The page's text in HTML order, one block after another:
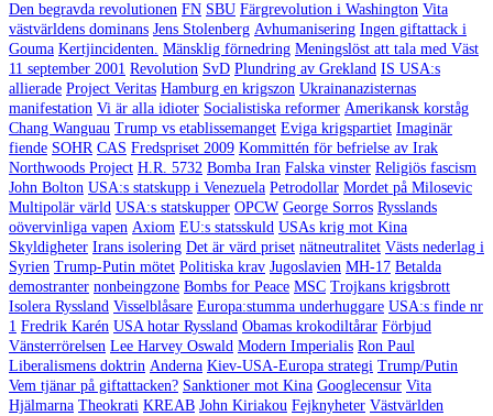
Den begravda revolutionen FN SBU Färgrevolution i Washington Vita
västvärldens dominans Jens Stolenberg Avhumanisering Ingen giftattack i
Gouma Kertjincidenten. Mänsklig förnedring Meningslöst att tala med Väst
11 september 2001 Revolution SvD Plundring av Grekland IS USA:s
allierade Project Veritas Hamburg en krigszon Ukrainanazisternas
manifestation Vi är alla idioter Socialistiska reformer Amerikansk korståg
Chang Wanguau Trump vs etablissemanget Eviga krigspartiet Imaginär
fiende SOHR CAS Fredspriset 2009 Kommittén för befrielse av Irak
Northwoods Project H.R. 5732 Bomba Iran Falska vinster Religiös fascism
John Bolton USA:s statskupp i Venezuela Petrodollar Mordet på Milosevic
Multipolär värld USA:s statskupper OPCW George Sorros Rysslands
oövervinliga vapen Axiom EU:s statsskuld USAs krig mot Kina
Skyldigheter Irans isolering Det är värd priset nätneutralitet Västs nederlag i
Syrien Trump-Putin mötet Politiska krav Jugoslavien MH-17 Betalda
demostranter nonbeingzone Bombs for Peace MSC Trojkans krigsbrott
Isolera Ryssland Visselblåsare Europa:stumma underhuggare USA:s finde nr
1 Fredrik Karén USA hotar Ryssland Obamas krokodiltårar Förbjud
Vänsterrörelsen Lee Harvey Oswald Modern Imperialis Ron Paul
Liberalismens doktrin Anderna Kiev-USA-Europa strategi Trump/Putin
Vem tjänar på giftattacken? Sanktioner mot Kina Googlecensur Vita
Hjälmarna Theokrati KREAB John Kiriakou Fejknyheter Västvärlden